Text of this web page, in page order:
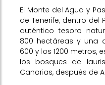
El Monte del Agua y
de Tenerife, dentro del
auténtico tesoro
800 hectáreas y una
600 y los 1200 metros,
los bosques de
Canarias, después de